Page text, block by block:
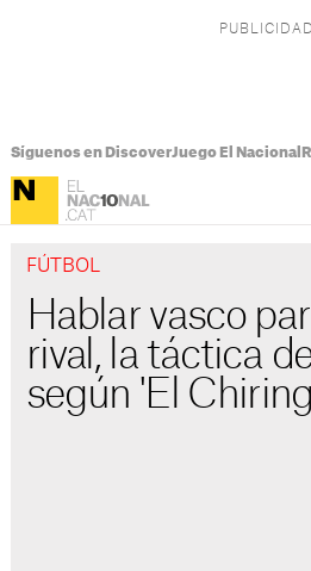
Síguenos en DiscoverJuego El Nacional
FÚTBOL
Hablar vasco
rival, la táctica
según 'El